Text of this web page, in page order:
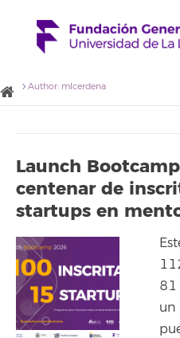
Author: mlcerdena
Launch
centenar de
startups en
81
un